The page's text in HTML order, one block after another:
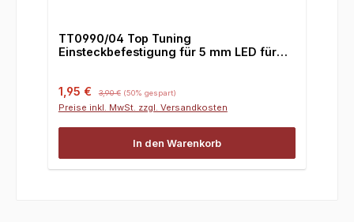
TT0990/04 Top Tuning
Einsteckbefestigung für 5 mm LED für
Verkaufspreis:
1,95 € Regulärer Preis:
3,90 € (50% gespart)
Preise inkl. MwSt. zzgl. Versandkosten
In den Warenkorb